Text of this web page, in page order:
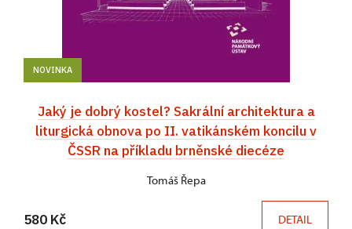
NOVINKA
Jaký je dobrý kostel? Sakrální architektura a
liturgická obnova po II. vatikánském koncilu v
ČSSR na příkladu brněnské diecéze
Tomáš Řepa
580 Kč DETAIL